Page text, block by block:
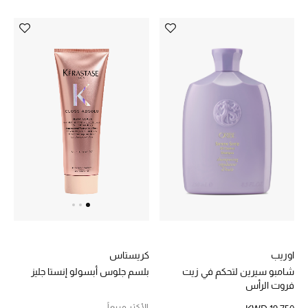
الجمال
خصومات
جميع مستحضرات الجمال
الأكثر مبيعاً
اوريب
شامبو سيرين لتحكم في زيت
فروت الرأس
كريستاس
بلسم جلوس أبسولو إنستا جليز